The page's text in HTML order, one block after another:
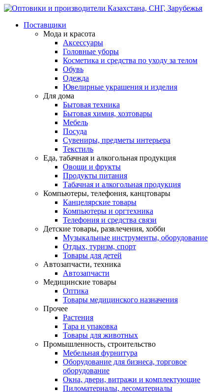
Поставщики
Мода и красота
Аксессуары
Головные уборы
Косметика и средства по уходу за телом
Обувь
Одежда
Ювелирные украшения и изделия
Для дома
Бытовая техника
Бытовая химия, хозтовары
Мебель
Посуда
Сувениры, предметы интерьера
Текстиль
Еда, табачная и алкогольная продукция
Овощи и фрукты
Продукты питания
Табачная и алкогольная продукция
Компьютеры, телефония, канцтовары
Канцелярские товары
Компьютеры и оргтехника
Телефония и средства связи
Детские товары, развлечения, хобби
Музыкальные инструменты, оборудование
Отдых, туризм, спорт
Товары для детей
Автозапчасти, техника
Автозапчасти
Медицинские товары
Оптика
Товары медицинского назначения
Прочее
Растения
Тара и упаковка
Товары для животных
Промышленность, строительство
Мебельная фурнитура
Оборудование для бизнеса, торговое
оборудование
Окна, двери, витражи и комплектующие
Пиломатериалы, лесоматериалы